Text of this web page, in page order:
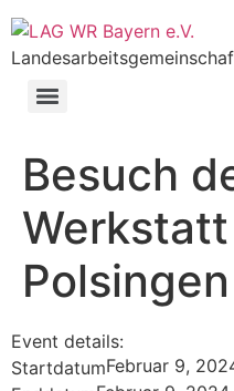
Besuch
Polsingen
Event details:
StartdatumFebruar 9,